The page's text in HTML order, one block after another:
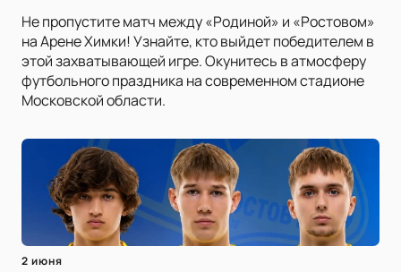
Не пропустите матч между «Родиной» и «Ростовом»
на Арене Химки! Узнайте, кто выйдет победителем в
этой захватывающей игре. Окунитесь в атмосферу
футбольного праздника на современном стадионе
Московской области.
2 июня